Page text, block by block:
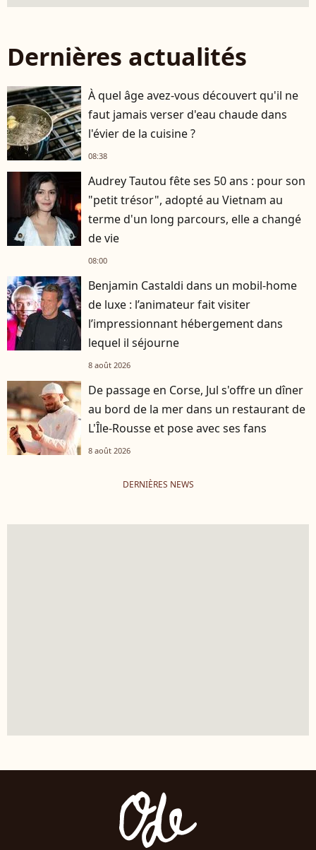
Dernières actualités
À quel âge avez-vous découvert qu'il ne
faut jamais verser d'eau chaude dans
l'évier de la cuisine ?
08:38
Audrey Tautou fête ses 50 ans : pour son
"petit trésor", adopté au Vietnam au
terme d'un long parcours, elle a changé
de vie
08:00
Benjamin Castaldi dans un mobil-home
de luxe : l’animateur fait visiter
l’impressionnant hébergement dans
lequel il séjourne
8 août 2026
De passage en Corse, Jul s'offre un dîner
au bord de la mer dans un restaurant de
L'Île-Rousse et pose avec ses fans
8 août 2026
DERNIÈRES NEWS